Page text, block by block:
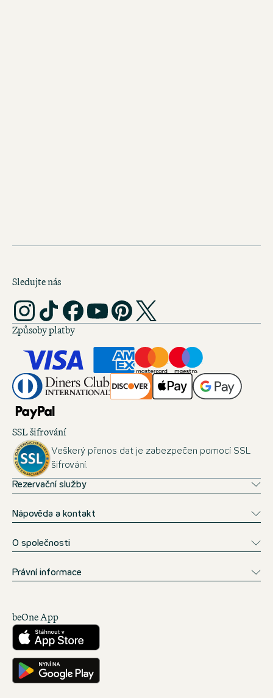
Sledujte nás
Způsoby platby
SSL šifrování
Veškerý přenos dat je zabezpečen pomocí SSL
šifrování.
Rezervační služby
Nápověda a kontakt
O společnosti
Právní informace
beOne App
Stáhnout z obchodu App Store
Ke stažení na Google Play